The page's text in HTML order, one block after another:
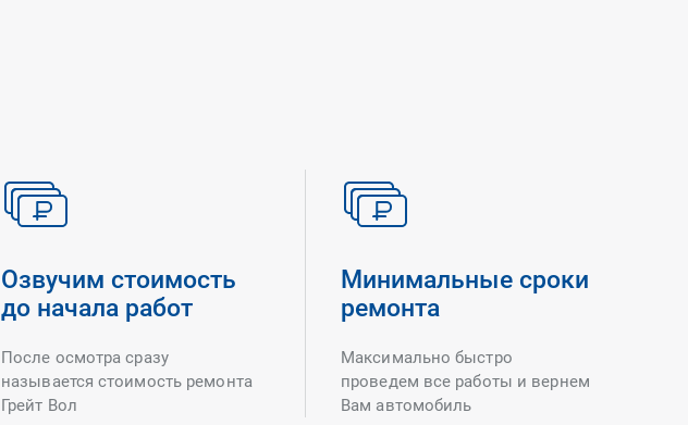
Озвучим стоимость
до начала работ
После осмотра сразу
называется стоимость ремонта
Грейт Вол
Минимальные сроки
ремонта
Максимально быстро
проведем все работы и вернем
Вам автомобиль